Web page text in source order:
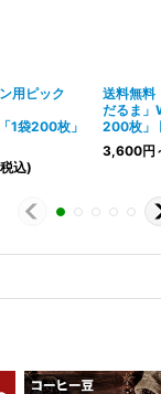
用ピック
1袋200枚」
込)
送料無料
だるま
200枚」
3,600円